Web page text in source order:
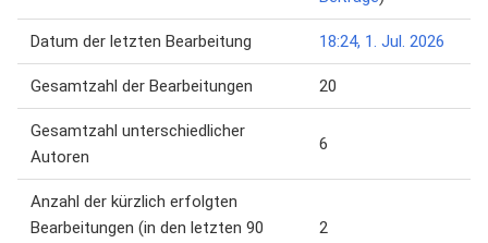
Datum der letzten Bearbeitung 18:24, 1. Jul. 2026
Gesamtzahl der Bearbeitungen 20
Gesamtzahl unterschiedlicher
Autoren
6
Anzahl der kürzlich erfolgten
Bearbeitungen (in den letzten 90
2